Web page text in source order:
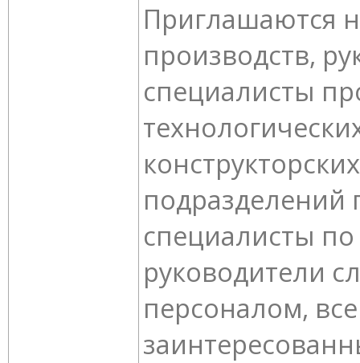
Приглашаются
производств,
специалисты
подразделений
специалисты
руководители
персоналом, все